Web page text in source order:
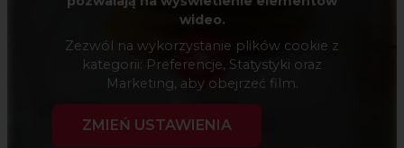
wideo.
Zezwól na wykorzystanie plików cookie z
kategorii: Preferencje, Statystyki oraz
Marketing, aby obejrzeć film.
ZMIEŃ USTAWIENIA